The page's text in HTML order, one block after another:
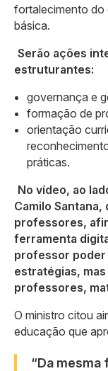
fortalecimento do
básica.
Serão ações
estruturantes:
governança e
formação de
orientação
práticas.
No vídeo, ao
Camilo
professores,
ferramenta
professor
estratégias,
professores,
O ministro citou
educação que
“Da mesma